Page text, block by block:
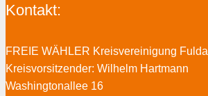
Kontakt:
FREIE WÄHLER Kreisvereinigung Fulda
Kreisvorsitzender: Wilhelm Hartmann
Washingtonallee 16